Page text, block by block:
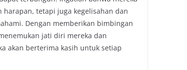
tetapi juga kegelisahan dan
Dengan memberikan bimbingan
jati diri mereka dan
akan berterima kasih untuk setiap